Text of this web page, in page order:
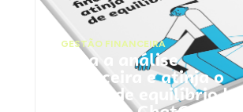
GESTÃO FINANCEIRA
Faça a análise
financeira e atinja o
ponto de equilíbrio |